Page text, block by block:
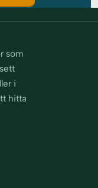
som
i
hitta